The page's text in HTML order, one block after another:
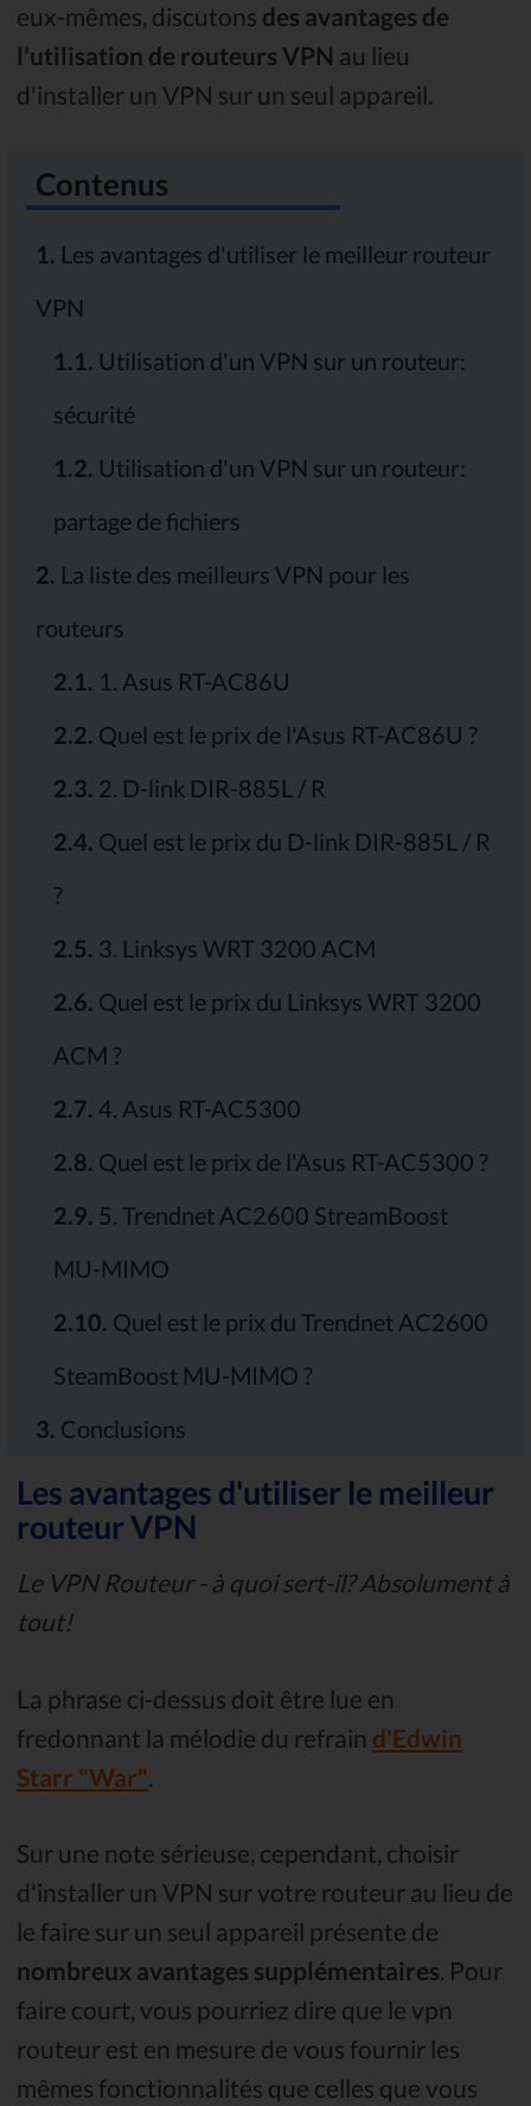
eux-mêmes, discutons des avantages de
l'utilisation de routeurs VPN au lieu
d'installer un VPN sur un seul appareil.
Contenus
1. Les avantages d'utiliser le meilleur routeur
VPN
1.1. Utilisation d'un VPN sur un routeur:
sécurité
1.2. Utilisation d'un VPN sur un routeur:
partage de fichiers
2. La liste des meilleurs VPN pour les
routeurs
2.1. 1. Asus RT-AC86U
2.2. Quel est le prix de l'Asus RT-AC86U ?
2.3. 2. D-link DIR-885L / R
2.4. Quel est le prix du D-link DIR-885L / R
?
2.5. 3. Linksys WRT 3200 ACM
2.6. Quel est le prix du Linksys WRT 3200
ACM ?
2.7. 4. Asus RT-AC5300
2.8. Quel est le prix de l'Asus RT-AC5300 ?
2.9. 5. Trendnet AC2600 StreamBoost
MU-MIMO
2.10. Quel est le prix du Trendnet AC2600
SteamBoost MU-MIMO ?
3. Conclusions
Les avantages d'utiliser le meilleur
routeur VPN
Le VPN Routeur - à quoi sert-il? Absolument à
tout!
La phrase ci-dessus doit être lue en
fredonnant la mélodie du refrain d'Edwin
Starr "War"
Sur une note sérieuse, cependant, choisir
d'installer un VPN sur votre routeur au lieu de
le faire sur un seul appareil présente de
nombreux avantages supplémentaires . Pour
faire court, vous pourriez dire que le vpn
routeur est en mesure de vous fournir les
mêmes fonctionnalités que celles que vous